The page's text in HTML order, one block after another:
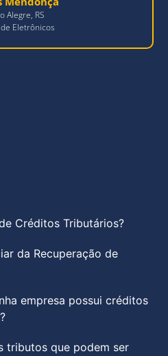
Alegre, RS
Eletrônicos
Créditos Tributários?
da Recuperação de
empresa possui créditos
tributos que podem ser